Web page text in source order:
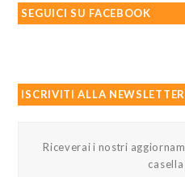
SEGUICI SU FACEBOOK
ISCRIVITI ALLA NEWSLETTER
Riceverai i nostri